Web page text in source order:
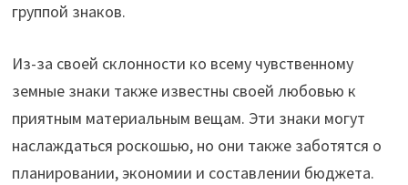
группой знаков.
Из-за своей склонности ко всему чувственному
земные знаки также известны своей любовью к
приятным материальным вещам. Эти знаки могут
наслаждаться роскошью, но они также заботятся о
планировании, экономии и составлении бюджета.